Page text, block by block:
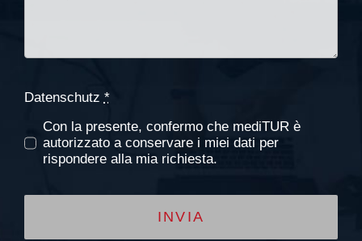
Datenschutz *
Con la presente, confermo che mediTUR è
autorizzato a conservare i miei dati per
rispondere alla mia richiesta.
INVIA